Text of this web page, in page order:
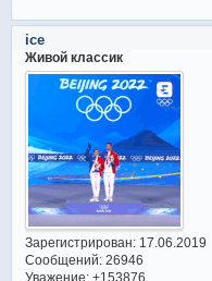
ice
Живой классик
Зарегистрирован: 17.06.2019
Сообщений:26946
Уважение: +153876